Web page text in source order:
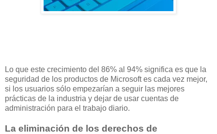
Lo que este crecimiento del 86% al 94% significa es que la
seguridad de los productos de Microsoft es cada vez mejor,
si los usuarios sólo empezarían a seguir las mejores
prácticas de la industria y dejar de usar cuentas de
administración para el trabajo diario.
La eliminación de los derechos de